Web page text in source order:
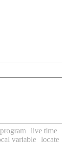
live time
variable locate